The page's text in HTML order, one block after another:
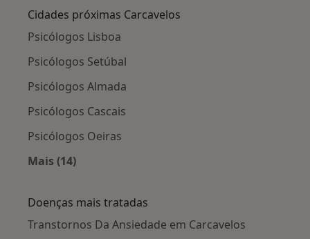
Cidades próximas Carcavelos
Psicólogos Lisboa
Psicólogos Setúbal
Psicólogos Almada
Psicólogos Cascais
Psicólogos Oeiras
Mais (14)
Doenças mais tratadas
Transtornos Da Ansiedade em Carcavelos